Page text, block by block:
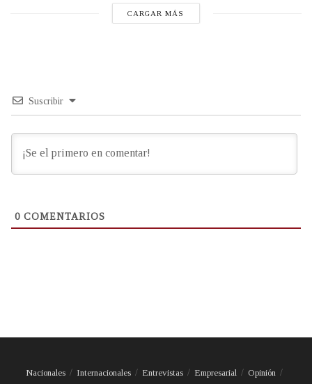
CARGAR MÁS
Suscribir
0 COMENTARIOS
Nacionales Internacionales Entrevistas Empresarial
Opinión